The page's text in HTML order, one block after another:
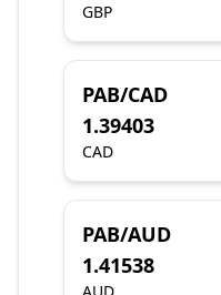
GBP
PAB/CAD
1.39403
CAD
PAB/AUD
1.41538